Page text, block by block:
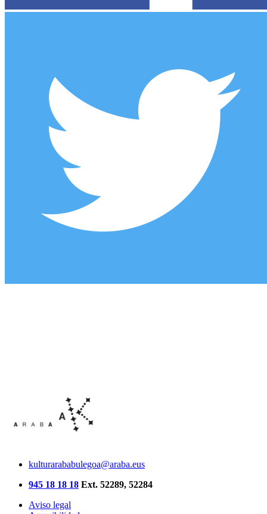
kulturarababulegoa@araba.eus
945 18 18 18 Ext. 52289, 52284
Aviso legal